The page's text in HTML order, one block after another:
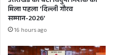
कर्मी
HC
से
पाए
मिला पहला ‘दिल्ली गौरव
सम्मान-2026’
16 hours ago